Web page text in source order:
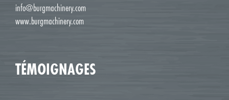
info@burgmachinery.com
www.burgmachinery.com
TÉMOIGNAGES